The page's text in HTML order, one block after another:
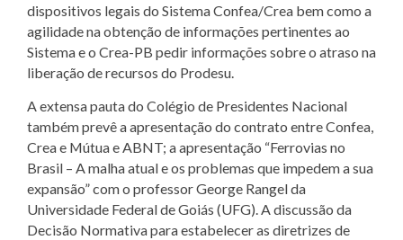
dispositivos legais do Sistema Confea/Crea bem como a
agilidade na obtenção de informações pertinentes ao
Sistema e o Crea-PB pedir informações sobre o atraso na
liberação de recursos do Prodesu.
A extensa pauta do Colégio de Presidentes Nacional
também prevê a apresentação do contrato entre Confea,
Crea e Mútua e ABNT; a apresentação “Ferrovias no
Brasil – A malha atual e os problemas que impedem a sua
expansão” com o professor George Rangel da
Universidade Federal de Goiás (UFG). A discussão da
Decisão Normativa para estabelecer as diretrizes de